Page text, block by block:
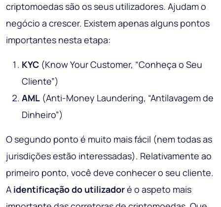
criptomoedas são os seus utilizadores. Ajudam o
negócio a crescer. Existem apenas alguns pontos
importantes nesta etapa:
KYC (Know Your Customer, “Conheça o Seu
Cliente”)
AML (Anti-Money Laundering, “Antilavagem de
Dinheiro”)
O segundo ponto é muito mais fácil (nem todas as
jurisdições estão interessadas). Relativamente ao
primeiro ponto, você deve conhecer o seu cliente.
A identificação do utilizadoré o aspeto mais